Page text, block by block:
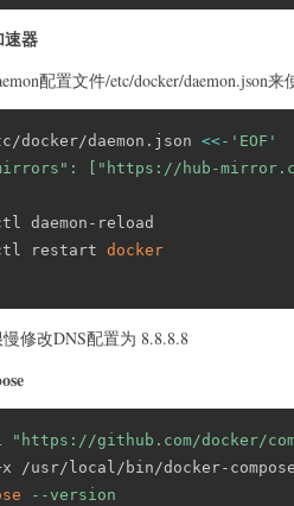
速器
配置文件/etc/docker/daemon.json来
docker/daemon.json <<- 'EOF'
["https://hub-
restart docker
修改DNS配置为 8.8.8.8
"https://github.com/docker/
--version